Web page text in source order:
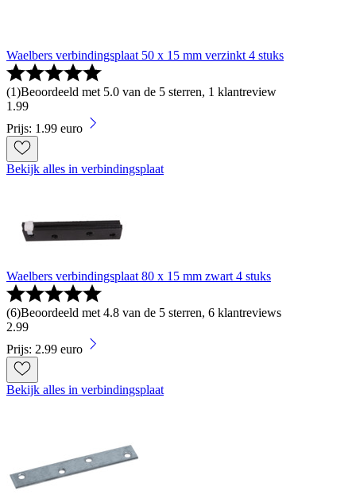
Waelbers verbindingsplaat 50 x 15 mm verzinkt 4 stuks
(1)Beoordeeld met 5.0 van de 5 sterren, 1 klantreview
1 .99
Prijs: 1.99 euro
Bekijk alles in verbindingsplaat
Waelbers verbindingsplaat 80 x 15 mm zwart 4 stuks
(6)Beoordeeld met 4.8 van de 5 sterren, 6 klantreviews
2.99
Prijs: 2.99 euro
Bekijk alles in verbindingsplaat